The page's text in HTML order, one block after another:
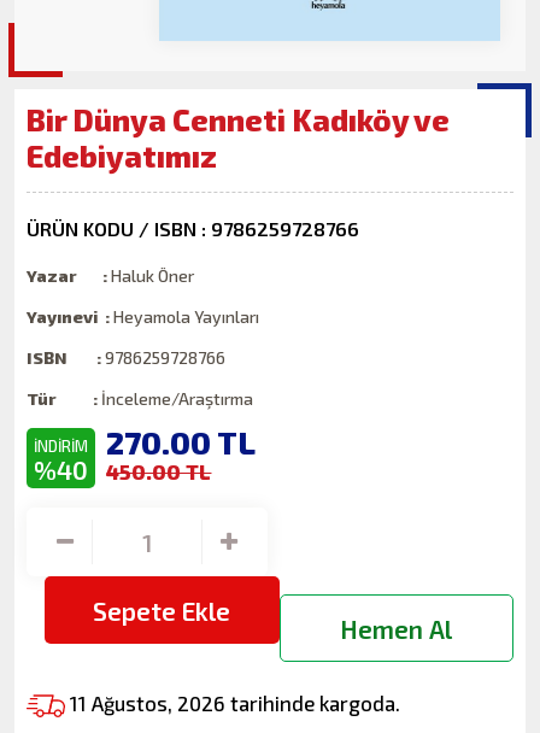
Bir Dünya Cenneti Kadıköy ve
Edebiyatımız
ÜRÜN KODU / ISBN : 9786259728766
Yazar :Haluk Öner
Yayınevi :Heyamola Yayınları
ISBN :9786259728766
Tür : İnceleme/Araştırma
İNDİRİM
%40
270.00 TL
450.00 TL
Sepete Ekle
Hemen Al
11 Ağustos, 2026 tarihinde kargoda.